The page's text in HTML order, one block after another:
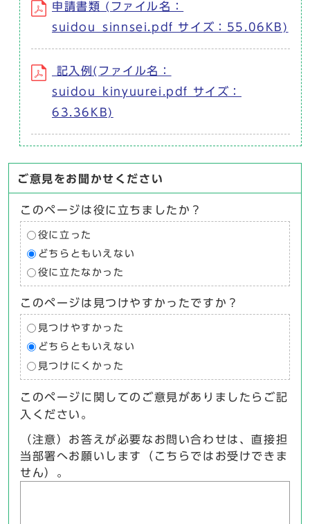
申請書類 (ファイル名：
suidou_sinnsei.pdf サイズ：55.06KB)
記入例(ファイル名：
suidou_kinyuurei.pdf サイズ：
63.36KB)
ご意見をお聞かせください
このページは役に立ちましたか？
役に立った
どちらともいえない
役に立たなかった
このページは見つけやすかったですか？
見つけやすかった
どちらともいえない
見つけにくかった
このページに関してのご意見がありましたらご記
入ください。
（注意）お答えが必要なお問い合わせは、直接担
当部署へお願いします（こちらではお受けできま
せん）。